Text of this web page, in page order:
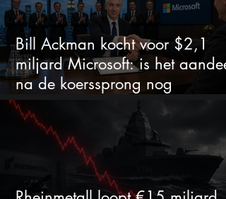
Bill Ackman kocht voor $2,1
miljard Microsoft: is het aandeel
na de koerssprong nog
aantrekkelijk?